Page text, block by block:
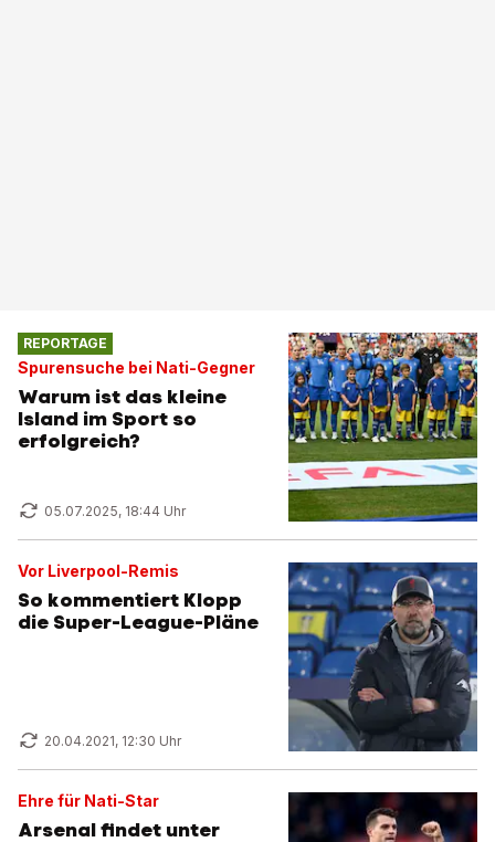
REPORTAGE
Spurensuche bei Nati-Gegner
Warum ist das kleine
Island im Sport so
erfolgreich?
05.07.2025, 18:44 Uhr
Vor Liverpool-Remis
So kommentiert Klopp
die Super-League-Pläne
20.04.2021, 12:30 Uhr
Ehre für Nati-Star
Arsenal findet unter